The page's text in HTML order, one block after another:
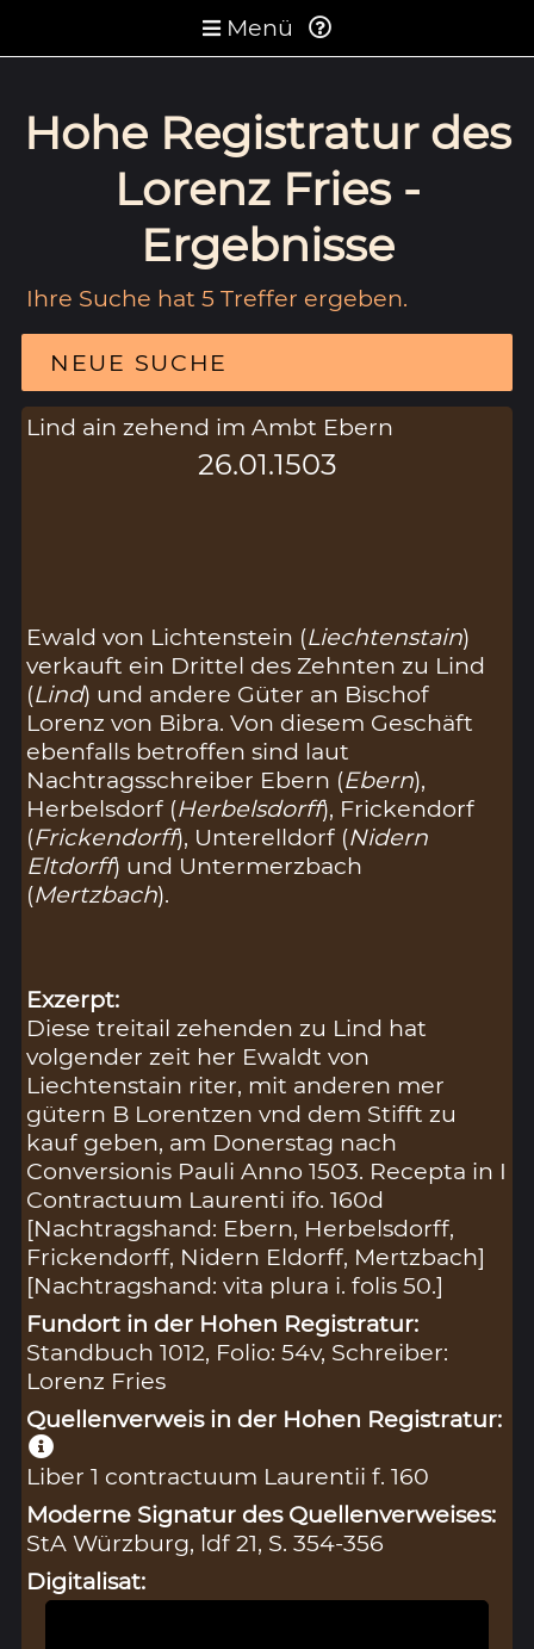
Menü
Hohe Registratur des
Lorenz Fries -
Ergebnisse
Ihre Suche hat 5 Treffer ergeben.
NEUE SUCHE
Lind ain zehend im Ambt Ebern
26.01.1503
Ewald von Lichtenstein (Liechtenstain)
verkauft ein Drittel des Zehnten zu Lind
(Lind) und andere Güter an Bischof
Lorenz von Bibra. Von diesem Geschäft
ebenfalls betroffen sind laut
Nachtragsschreiber Ebern (Ebern),
Herbelsdorf (Herbelsdorff), Frickendorf
(Frickendorff), Unterelldorf (Nidern
Eltdorff) und Untermerzbach
(Mertzbach).
Exzerpt:
Diese treitail zehenden zu Lind hat
volgender zeit her Ewaldt von
Liechtenstain riter, mit anderen mer
gütern B Lorentzen vnd dem Stifft zu
kauf geben, am Donerstag nach
Conversionis Pauli Anno 1503. Recepta in I
Contractuum Laurenti ifo. 160d
[Nachtragshand: Ebern, Herbelsdorff,
Frickendorff, Nidern Eldorff, Mertzbach]
[Nachtragshand: vita plura i. folis 50.]
Fundort in der Hohen Registratur:
Standbuch 1012, Folio: 54v, Schreiber:
Lorenz Fries
Quellenverweis in der Hohen Registratur:
Liber 1 contractuum Laurentii f. 160
Moderne Signatur des Quellenverweises:
StA Würzburg, ldf 21, S. 354-356
Digitalisat: